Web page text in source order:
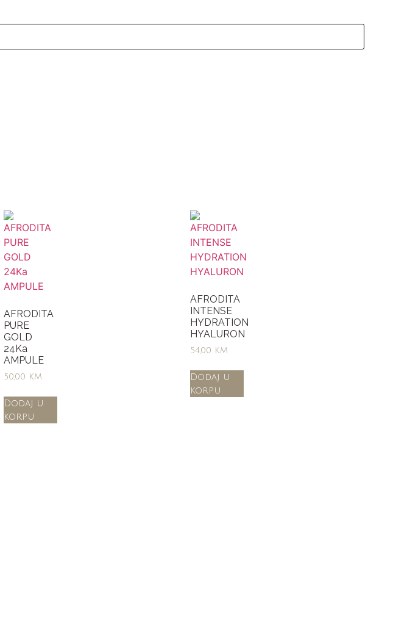
AFRODITA
PURE
GOLD
24Ka
AMPULE
50,00 KM
Dodaj u
korpu
AFRODITA
INTENSE
HYDRATION
HYALURON
54,00 KM
Dodaj u
korpu